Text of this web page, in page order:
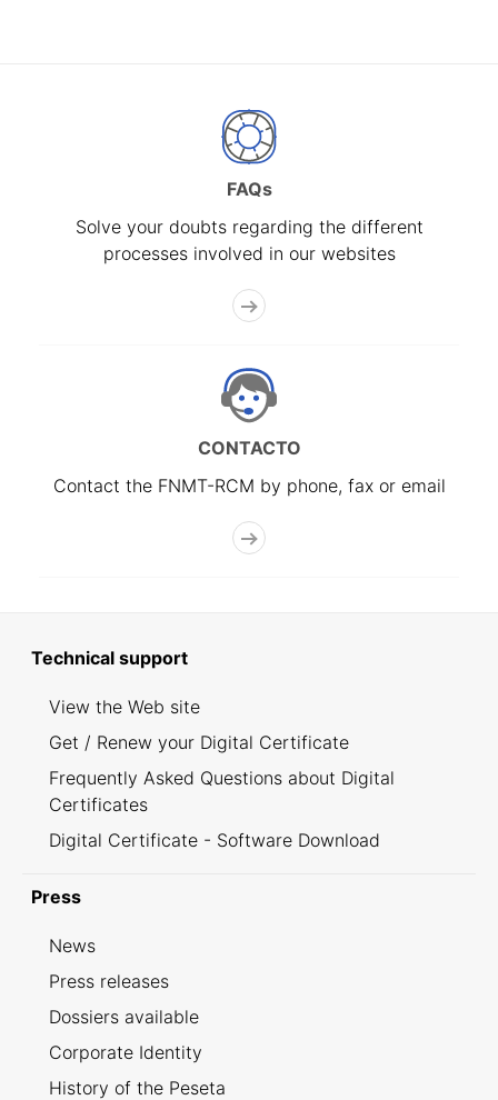
FAQs
Solve your doubts regarding the different
processes involved in our websites
CONTACTO
Contact the FNMT-RCM by phone, fax or email
Technical support
View the Web site
Get / Renew your Digital Certificate
Frequently Asked Questions about Digital
Certificates
Digital Certificate - Software Download
Press
News
Press releases
Dossiers available
Corporate Identity
History of the Peseta